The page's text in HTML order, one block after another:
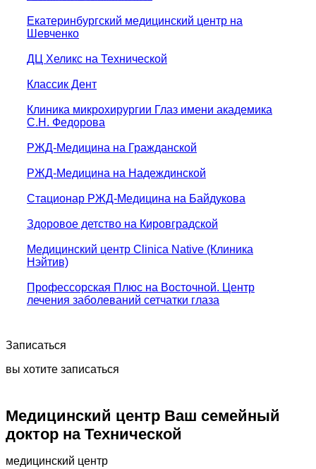
Екатеринбургский медицинский центр на
Шевченко
ДЦ Хеликс на Технической
Классик Дент
Клиника микрохирургии Глаз имени академика
С.Н. Федорова
РЖД-Медицина на Гражданской
РЖД-Медицина на Надеждинской
Стационар РЖД-Медицина на Байдукова
Здоровое детство на Кировградской
Медицинский центр Clinica Native (Клиника
Нэйтив)
Профессорская Плюс на Восточной. Центр
лечения заболеваний сетчатки глаза
Записаться
вы хотите записаться
Медицинский центр Ваш семейный
доктор на Технической
медицинский центр